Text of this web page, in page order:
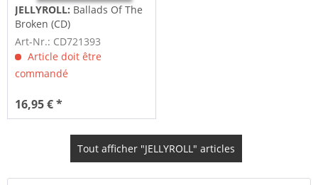
JELLYROLL: Ballads Of The
Broken (CD)
Art-Nr.: CD721393
Article doit être
commandé
16,95 € *
Tout afficher "JELLYROLL" articles